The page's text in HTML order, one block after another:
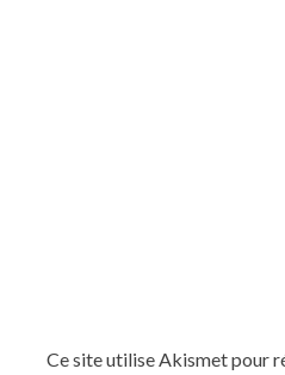
Ce site utilise Akismet pour